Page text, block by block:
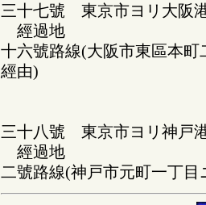
三十七號 東京市ヨリ大阪
經過地
十六號路線(大阪市東區本
經由)
三十八號 東京市ヨリ神戸
經過地
二號路線(神戸市元町一丁